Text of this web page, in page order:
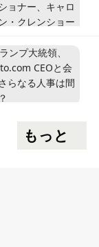
もっと